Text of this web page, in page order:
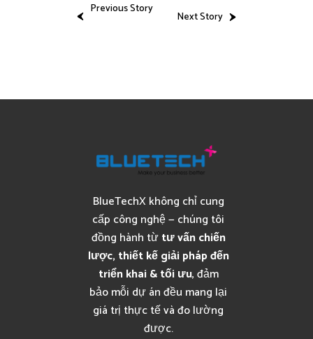
Previous Story Next Story
BlueTechX không chỉ cung
cấp công nghệ — chúng tôi
đồng hành từtư vấn chiến
lược, thiết kế giải pháp đến
triển khai & tối ưu, đảm
bảo mỗi dự án đều mang lại
giá trị thực tế và đo lường
được.